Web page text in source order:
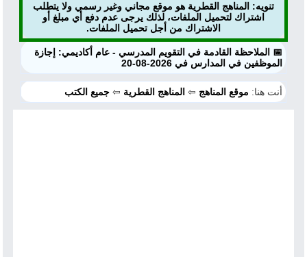
تنويه: المناهج القطرية هو موقع مجاني وغير رسمي ولا يتطلب
اشتراك لتحميل الملفات، لذلك يرجى عدم دفع أي مبلغ أو
الاشتراك من أجل تحميل الملفات.
📅 الملاحظة القادمة في التقويم المدرسي - عام أكاديمي: إجازة
الموظفين في المدارس في 2026-08-20
أنت هنا: موقع المناهج ⇦ المناهج القطرية ⇦ جميع الكتب